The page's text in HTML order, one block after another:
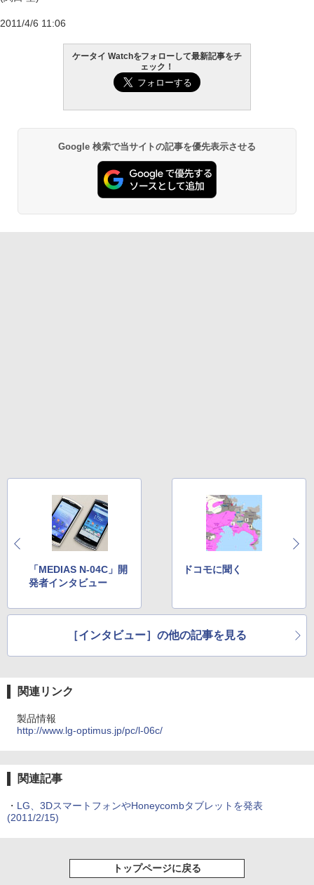
2011/4/6 11:06
ケータイ Watchをフォローして最新記事をチ
ェック！
Google 検索で当サイトの記事を優先表示させる
「MEDIAS N-04C」開
発者インタビュー
ドコモに聞く
［インタビュー］の他の記事を見る
関連リンク
製品情報
http://www.lg-optimus.jp/pc/l-06c/
関連記事
・ LG、3DスマートフォンやHoneycombタブレットを発表
(2011/2/15)
トップページに戻る